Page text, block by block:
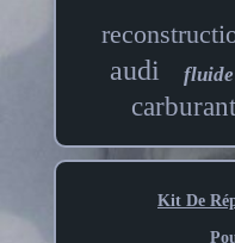
audi fluide
carburant
Kit De